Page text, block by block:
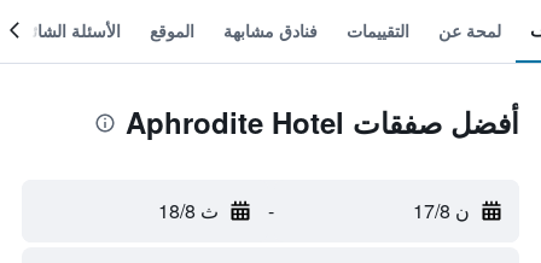
لمحة عن التقييمات فنادق مشابهة الموقع الأسئلة الشائعة
أفضل صفقات Aphrodite Hotel
ن 17/8 - ث 18/8